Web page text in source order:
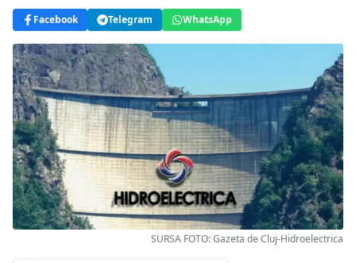
Facebook Telegram WhatsApp
SURSA FOTO: Gazeta de Cluj-Hidroelectrica